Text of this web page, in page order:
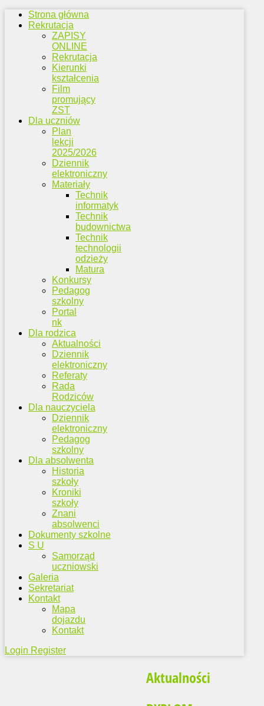
Strona główna
Rekrutacja
ZAPISY
ONLINE
Rekrutacja
Kierunki
kształcenia
Film
promujący
ZST
Dla uczniów
Plan
lekcji
2025/2026
Dziennik
elektroniczny
Materiały
Technik
informatyk
Technik
budownictwa
Technik
technologii
odzieży
Matura
Konkursy
Pedagog
szkolny
Portal
nk
Dla rodzica
Aktualności
Dziennik
elektroniczny
Referaty
Rada
Rodziców
Dla nauczyciela
Dziennik
elektroniczny
Pedagog
szkolny
Dla absolwenta
Historia
szkoły
Kroniki
szkoły
Znani
absolwenci
Dokumenty szkolne
S U
Samorząd
uczniowski
Galeria
Sekretariat
Kontakt
Mapa
dojazdu
Kontakt
Login Register
Aktualności